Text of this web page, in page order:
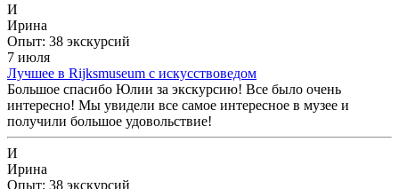
И
Ирина
Опыт: 38 экскурсий
7 июля
Лучшее в Rijksmuseum с искусствоведом
Большое спасибо Юлии за экскурсию! Все было очень
интересно! Мы увидели все самое интересное в музее и
получили большое удовольствие!
И
Ирина
Опыт: 38 экскурсий